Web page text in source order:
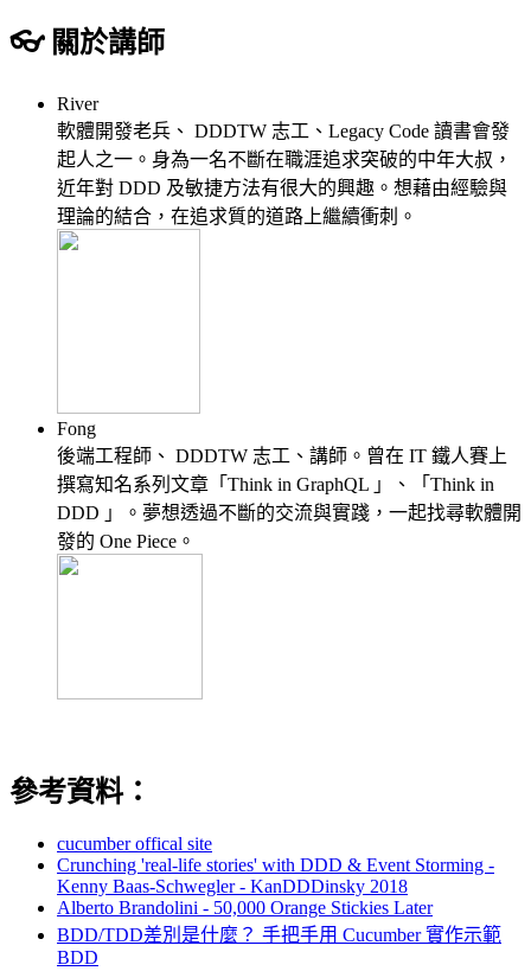
👓 關於講師
River
軟體開發老兵、 DDDTW 志工、Legacy Code 讀書會發
起人之一。身為一名不斷在職涯追求突破的中年大叔，
近年對 DDD 及敏捷方法有很大的興趣。想藉由經驗與
理論的結合，在追求質的道路上繼續衝刺。
Fong
後端工程師、 DDDTW 志工、講師。曾在 IT 鐵人賽上
撰寫知名系列文章「Think in GraphQL 」、「Think in
DDD 」。夢想透過不斷的交流與實踐，一起找尋軟體開
發的 One Piece。
參考資料：
cucumber offical site
Crunching 'real-life stories' with DDD & Event Storming -
Kenny Baas-Schwegler - KanDDDinsky 2018
Alberto Brandolini - 50,000 Orange Stickies Later
BDD/TDD差別是什麼？ 手把手用 Cucumber 實作示範
BDD